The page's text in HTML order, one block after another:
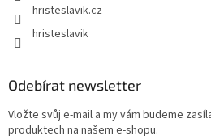
hristeslavik.cz
hristeslavik
Odebírat newsletter
Vložte svůj e-mail a my vám budeme
produktech na našem e-shopu.